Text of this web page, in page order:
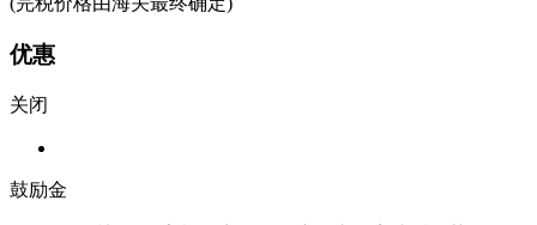
优惠
关闭
鼓励金